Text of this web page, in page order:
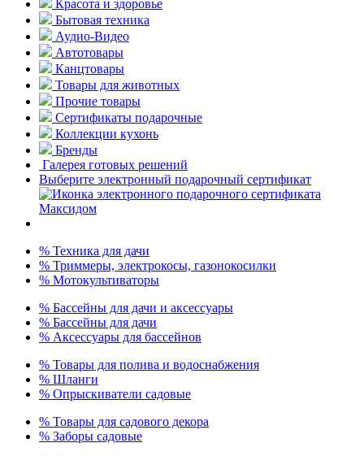
Красота и здоровье
Бытовая техника
Аудио-Видео
Автотовары
Канцтовары
Товары для животных
Прочие товары
Сертификаты подарочные
Коллекции кухонь
Бренды
Галерея готовых решений
Выберите электронный подарочный сертификат
% Техника для дачи
% Триммеры, электрокосы, газонокосилки
% Мотокультиваторы
% Бассейны для дачи и аксессуары
% Бассейны для дачи
% Аксессуары для бассейнов
% Товары для полива и водоснабжения
% Шланги
% Опрыскиватели садовые
% Товары для садового декора
% Заборы садовые